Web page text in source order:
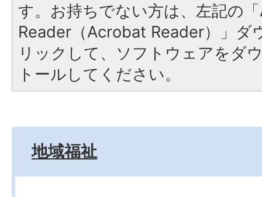
す。お持ちでない方は、左記の
Reader（Acrobat Reader）」ダ
リックして、ソフトウェアをダ
トールしてください。
地域福祉